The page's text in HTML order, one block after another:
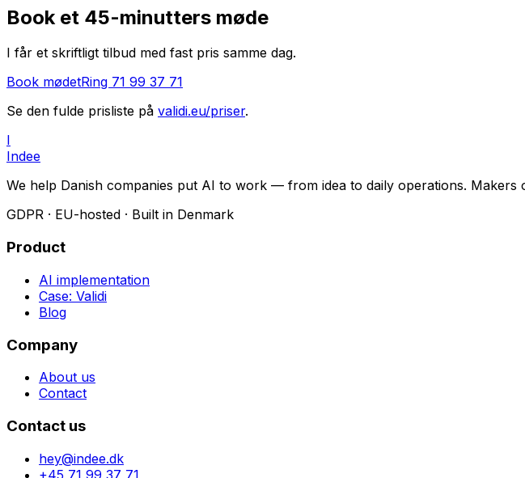
Book et 45-minutters møde
I får et skriftligt tilbud med fast pris samme dag.
Book mødetRing 71 99 37 71
Se den fulde prisliste på validi.eu/priser.
I
Indee
We help Danish companies put AI to work — from idea to daily operations. Makers
GDPR · EU-hosted · Built in Denmark
Product
AI implementation
Case: Validi
Blog
Company
About us
Contact
Contact us
hey@indee.dk
+45 71 99 37 71